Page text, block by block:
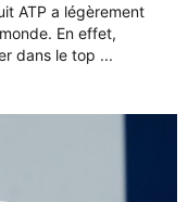
ATP a légèrement
En effet,
dans le top ...